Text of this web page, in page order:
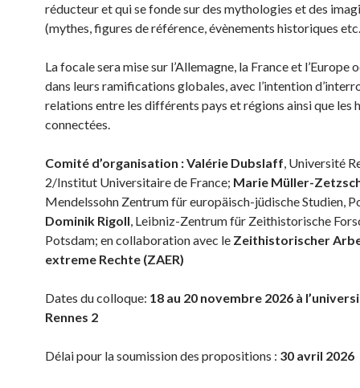
réducteur et qui se fonde sur des mythologies et des
(mythes, figures de référence, évènements historiques
La focale sera mise sur l’Allemagne, la France et l’Europe
dans leurs ramifications globales, avec l’intention
relations entre les différents pays et régions ainsi que les
connectées.
Comité d’organisation : Valérie Dubslaff, Université
2/Institut Universitaire de France; Marie Müller-
Mendelssohn Zentrum für europäisch-jüdische Studien,
Dominik Rigoll, Leibniz-Zentrum für Zeithistorische
Potsdam; en collaboration avec le Zeithistorischer
extreme Rechte (ZAER)
Dates du colloque: 18 au 20 novembre 2026 à
Rennes 2
Délai pour la soumission des propositions : 30 avril 2026